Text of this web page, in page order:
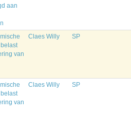
aan
van
Claes Willy SP
van
Claes Willy SP